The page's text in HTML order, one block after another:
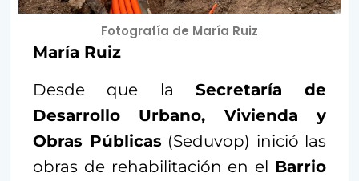
Fotografía de María Ruiz
María Ruiz
Desde que la Secretaría de
Desarrollo Urbano, Vivienda y
Obras Públicas (Seduvop) inició las
obras de rehabilitación en el Barrio